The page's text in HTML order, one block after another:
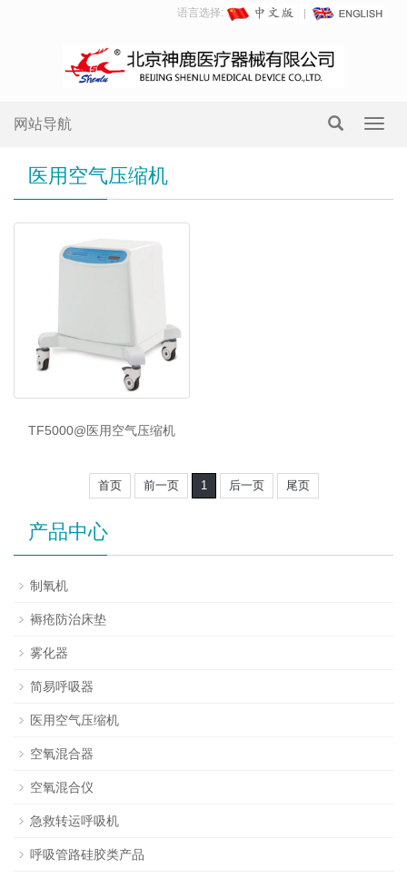
语言选择:
网站导航
医用空气压缩机
TF5000@医用空气压缩机
首页 前一页 1 后一页 尾页
产品中心
制氧机
褥疮防治床垫
雾化器
简易呼吸器
医用空气压缩机
空氧混合器
空氧混合仪
急救转运呼吸机
呼吸管路硅胶类产品